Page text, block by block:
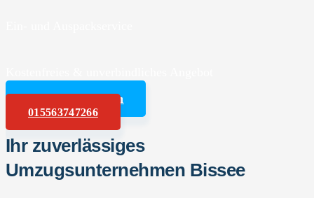
Angebot anfordern
015563747266
Ihr zuverlässiges
Umzugsunternehmen Bissee